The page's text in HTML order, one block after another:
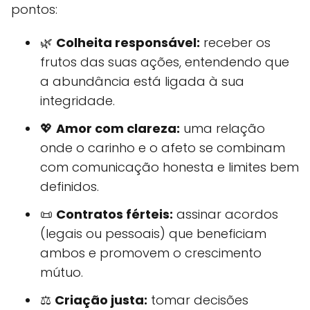
pontos:
🌿 Colheita responsável: receber os
frutos das suas ações, entendendo que
a abundância está ligada à sua
integridade.
💖 Amor com clareza: uma relação
onde o carinho e o afeto se combinam
com comunicação honesta e limites bem
definidos.
📜 Contratos férteis: assinar acordos
(legais ou pessoais) que beneficiam
ambos e promovem o crescimento
mútuo.
⚖️ Criação justa: tomar decisões